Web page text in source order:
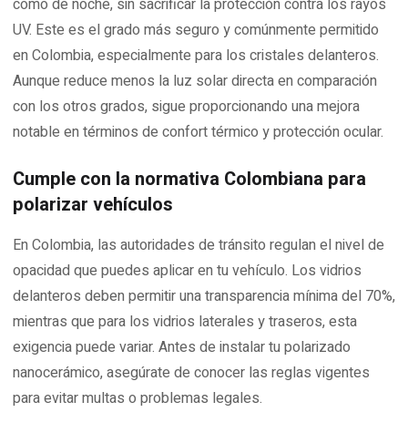
como de noche, sin sacrificar la protección contra los rayos
UV. Este es el grado más seguro y comúnmente permitido
en Colombia, especialmente para los cristales delanteros.
Aunque reduce menos la luz solar directa en comparación
con los otros grados, sigue proporcionando una mejora
notable en términos de confort térmico y protección ocular.
Cumple con la normativa Colombiana para
polarizar vehículos
En Colombia, las autoridades de tránsito regulan el nivel de
opacidad que puedes aplicar en tu vehículo. Los vidrios
delanteros deben permitir una transparencia mínima del 70%,
mientras que para los vidrios laterales y traseros, esta
exigencia puede variar. Antes de instalar tu polarizado
nanocerámico, asegúrate de conocer las reglas vigentes
para evitar multas o problemas legales.